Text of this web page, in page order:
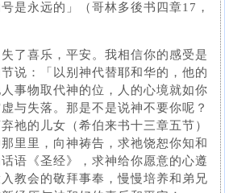
是永远的」（哥林多後书四章17，
了喜乐，平安。我相信你的感受是
说：「以别神代替耶和华的，他的
事物取代神的位，人的心境就如你
与失落。那是不是说神不要你呢？
祂的儿女（希伯来书十三章五节）
里里，向神祷告，求祂饶恕你知和
语《圣经》，求神给你愿意的心遵
教会的敬拜事奉，慢慢培养和弟兄